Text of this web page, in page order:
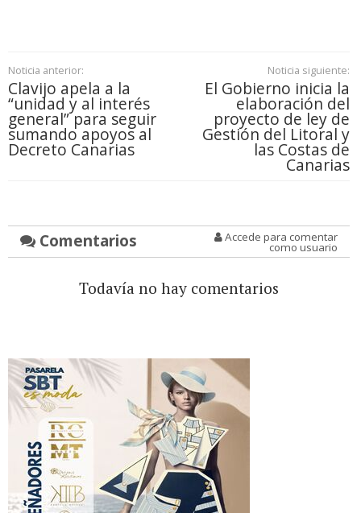
Noticia anterior:
Clavijo apela a la
“unidad y al interés
general” para seguir
sumando apoyos al
Decreto Canarias
Noticia siguiente:
El Gobierno inicia la
elaboración del
proyecto de ley de
Gestión del Litoral y
las Costas de
Canarias
Comentarios Accede para comentar
como usuario
Todavía no hay comentarios